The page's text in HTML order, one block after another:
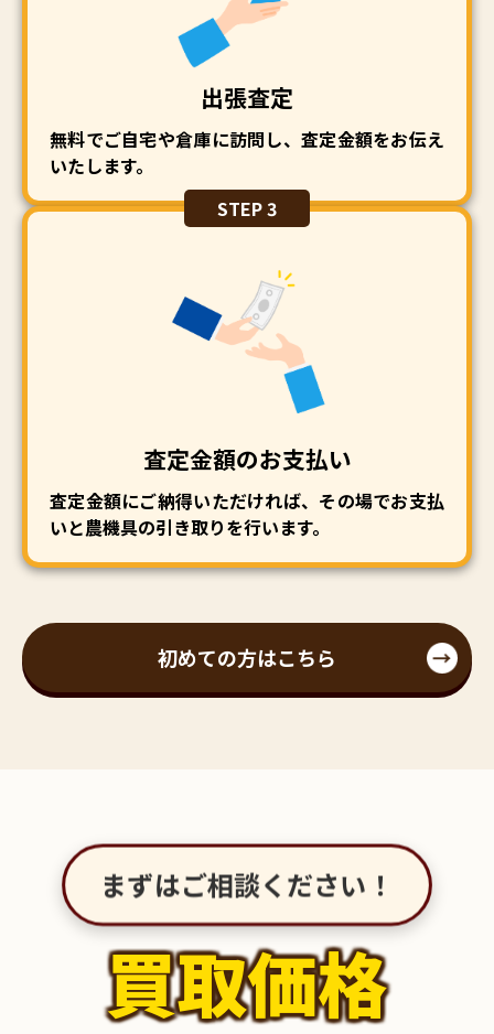
出張査定
無料でご自宅や倉庫に訪問し、査定金額をお伝え
いたします。
STEP 3
査定金額のお支払い
査定金額にご納得いただければ、その場でお支払
いと農機具の引き取りを行います。
初めての方はこちら
まずはご相談ください！
買取価格